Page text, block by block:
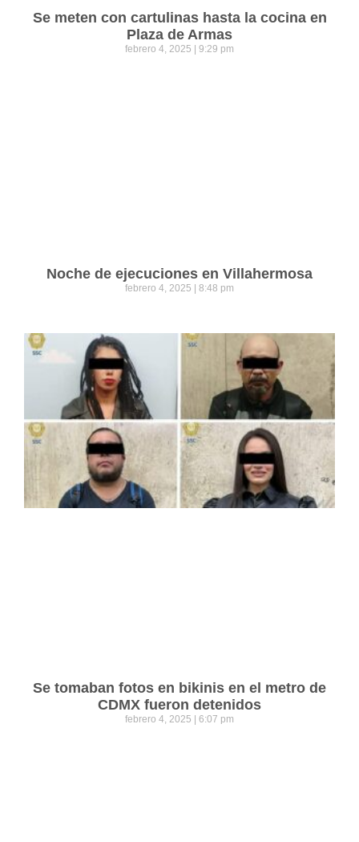
Se meten con cartulinas hasta la cocina en
Plaza de Armas
febrero 4, 2025 9:29 pm
Noche de ejecuciones en Villahermosa
febrero 4, 2025 8:48 pm
Se tomaban fotos en bikinis en el metro de
CDMX fueron detenidos
febrero 4, 2025 6:07 pm